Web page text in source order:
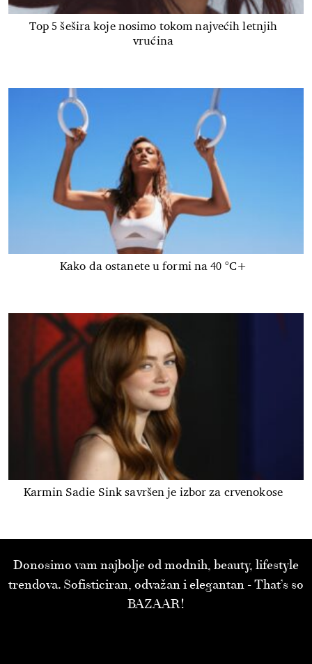
Top 5 šešira koje nosimo tokom najvećih letnjih
vrućina
Kako da ostanete u formi na 40 °C+
Karmin Sadie Sink savršen je izbor za crvenokose
Donosimo vam najbolje od modnih, beauty, lifestyle
trendova. Sofisticiran, odvažan i elegantan - That’s so
BAZAAR!